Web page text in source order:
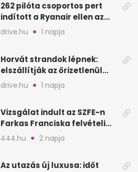
262 pilóta csoportos pert
indított a Ryanair ellen az
Egyesült Királyságban
drive.hu 1 napja
Horvát strandok lépnek:
elszállítják az őrizetlenül
hagyott törölközőket
drive.hu 1 napja
Vizsgálat indult az SZFE-n
Farkas Franciska felvételi
videója után
444.hu 2 napja
Az utazás új luxusa: időt